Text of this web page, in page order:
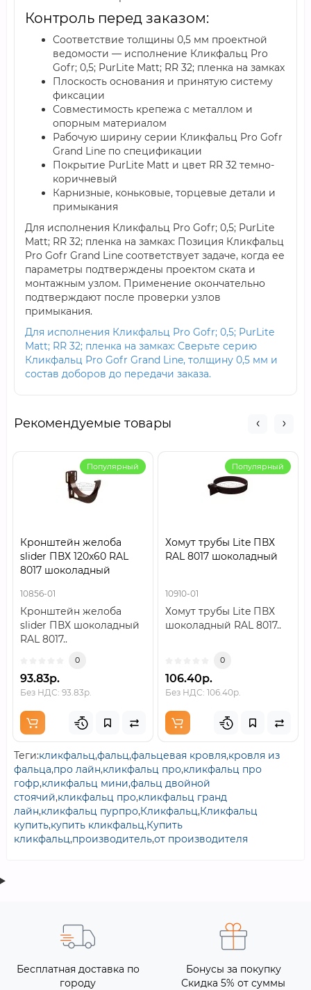
Контроль перед заказом:
Соответствие толщины 0,5 мм проектной
ведомости — исполнение Кликфальц Pro
Gofr; 0,5; PurLite Matt; RR 32; пленка на замках
Плоскость основания и принятую систему
фиксации
Совместимость крепежа с металлом и
опорным материалом
Рабочую ширину серии Кликфальц Pro Gofr
Grand Line по спецификации
Покрытие PurLite Matt и цвет RR 32 темно-
коричневый
Карнизные, коньковые, торцевые детали и
примыкания
Для исполнения Кликфальц Pro Gofr; 0,5; PurLite
Matt; RR 32; пленка на замках: Позиция Кликфальц
Pro Gofr Grand Line соответствует задаче, когда ее
параметры подтверждены проектом ската и
монтажным узлом. Применение окончательно
подтверждают после проверки узлов
примыкания.
Для исполнения Кликфальц Pro Gofr; 0,5; PurLite
Matt; RR 32; пленка на замках: Сверьте серию
Кликфальц Pro Gofr Grand Line, толщину 0,5 мм и
состав доборов до передачи заказа.
Рекомендуемые товары
Популярный
Кронштейн желоба
slider ПВХ 120х60 RAL
8017 шоколадный
10856-01
Кронштейн желоба
slider ПВХ шоколадный
RAL 8017..
0
93.83р.
Без НДС: 93.83р.
Популярный
Хомут трубы Lite ПВХ
RAL 8017 шоколадный
10910-01
Хомут трубы Lite ПВХ
шоколадный RAL 8017..
0
106.40р.
Без НДС: 106.40р.
Теги:кликфальц,фальц,фальцевая кровля,кровля из
фальца,про лайн,кликфальц про,кликфальц про
гофр,кликфальц мини,фальц двойной
стоячий,кликфальц про,кликфальц гранд
лайн,кликфальц пурпро,Кликфальц,Кликфальц
купить,купить кликфальц,Купить
кликфальц,производитель,от производителя
Бесплатная доставка по
городу
Бонусы за покупку
Скидка 5% от суммы